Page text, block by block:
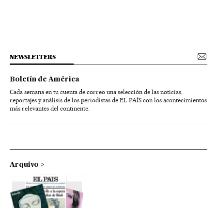
NEWSLETTERS
Boletín de América
Cada semana en tu cuenta de correo una selección de las noticias,
reportajes y análisis de los periodistas de EL PAÍS con los acontecimientos
más relevantes del continente.
Arquivo